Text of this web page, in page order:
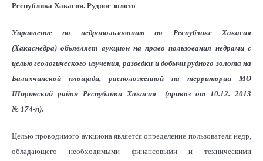
Республика Хакасия. Рудное золото
Управление по недропользованию по Республике Хакасия
(Хакаснедра) объявляет аукцион на право пользования недрами с
целью геологического изучения, разведки и добычи рудного золота на
Балахчинской площади, расположенной на территории МО
Ширинский район Республики Хакасия (приказ от 10.12. 2013
№ 174-п).
Целью проводимого аукциона является определение пользователя недр,
обладающего необходимыми финансовыми и техническими